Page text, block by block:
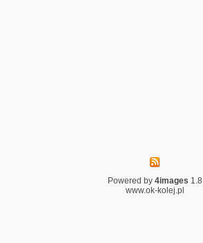
Powered by 4images 1.8
www.ok-kolej.pl